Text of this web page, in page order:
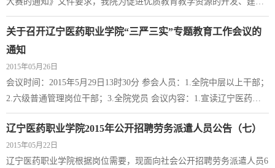
和应用，推动信息技术与教育教学的深度融合，提高广大教师信息技
术的应用能力和水平，...
关于召开辽宁医药职业学院“三严三实”专题教育工作会议的
通知
2015年05月26日
会议时间：2015年5月29日13时30分 参会人员：1.全院中层以上干部；
2.六级普通管理岗位干部；3.全院党员 会议内容：1.宣读辽宁医药职
业学院“三严三实”专题教育实施方案；2.学院党委书记讲授专题党课
辽宁医药职业学院2015年公开招聘劳务派遣人员公告（七）
2015年05月22日
辽宁医药职业学院根据岗位需要，现面向社会公开招聘劳务派遣人员6